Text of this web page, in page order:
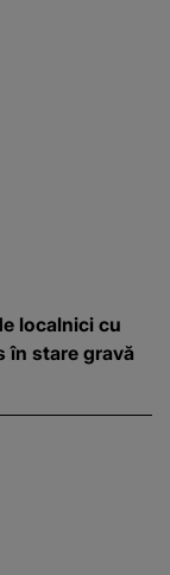
localnici cu